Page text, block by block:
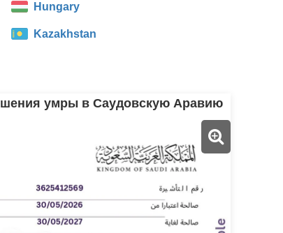
Hungary
Kazakhstan
Malta
Slovakia
Switzerland
умры в Саудовскую Аравию